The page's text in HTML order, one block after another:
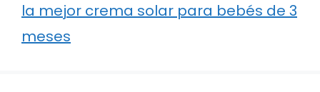
la mejor crema solar para bebés de 3
meses